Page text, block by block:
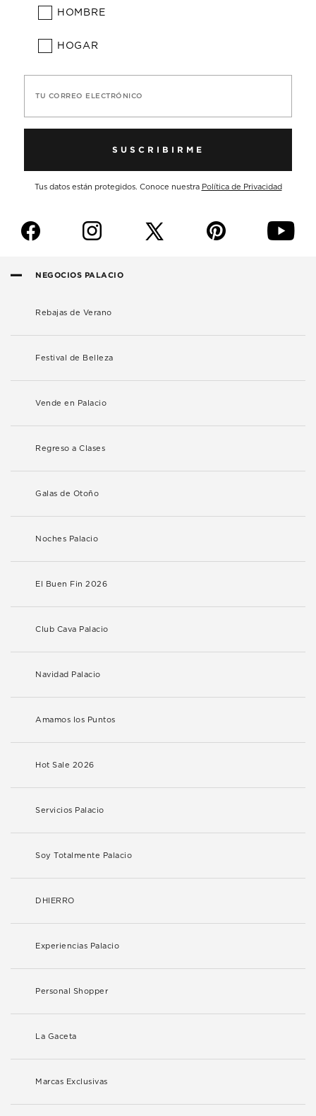
HOMBRE
HOGAR
TU CORREO ELECTRÓNICO
SUSCRIBIRME
Tus datos están protegidos. Conoce nuestra Política de Privacidad
f i p y
NEGOCIOS PALACIO
Rebajas de Verano
Festival de Belleza
Vende en Palacio
Regreso a Clases
Galas de Otoño
Noches Palacio
El Buen Fin 2026
Club Cava Palacio
Navidad Palacio
Amamos los Puntos
Hot Sale 2026
Servicios Palacio
Soy Totalmente Palacio
DHIERRO
Experiencias Palacio
Personal Shopper
La Gaceta
Marcas Exclusivas